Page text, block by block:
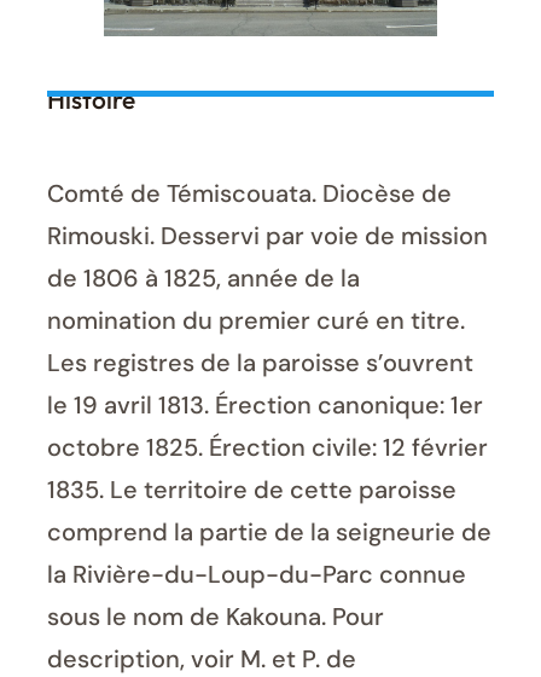
Histoire
Comté de Témiscouata. Diocèse de
Rimouski. Desservi par voie de mission
de 1806 à 1825, année de la
nomination du premier curé en titre.
Les registres de la paroisse s’ouvrent
le 19 avril 1813. Érection canonique: 1er
octobre 1825. Érection civile: 12 février
1835. Le territoire de cette paroisse
comprend la partie de la seigneurie de
la Rivière-du-Loup-du-Parc connue
sous le nom de Kakouna. Pour
description, voir M. et P. de